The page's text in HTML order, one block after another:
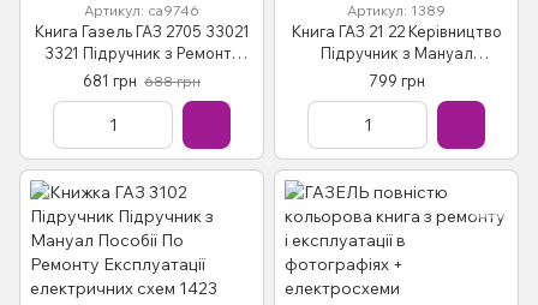
Артикул: са9746
Книга Газель ГАЗ 2705 33021
3321 Підручник з Ремонту
Експлуатації
681 грн 688 грн
Артикул: 1389
Книга ГАЗ 21 22 Керівництво
Підручник з Мануал
Посібник По Ремонту
Експлуатації електричних
799 грн